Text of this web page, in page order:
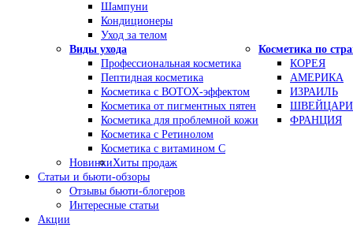
Шампуни
Кондиционеры
Уход за телом
Виды ухода
Профессиональная косметика
Пептидная косметика
Косметика с BOTOX-эффектом
Косметика от пигментных пятен
Косметика для проблемной кожи
Косметика с Ретинолом
Косметика с витамином С
Косметика по
КОРЕЯ
АМЕРИКА
ИЗРАИЛЬ
ФРАНЦИЯ
НовинкиХиты продаж
Статьи и бьюти-обзоры
Отзывы бьюти-блогеров
Интересные статьи
Акции